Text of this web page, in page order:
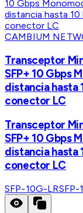
CAMBIUM
Transceptor
SFP+ 10 Gbps
distancia hasta
conector LC
Transceptor
SFP+ 10 Gbps
distancia hasta
conector LC
SFP-10G-LRSFP-